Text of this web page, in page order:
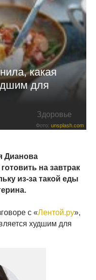
какая
для
Здоровье
Фото: unsplash.com
Дианова
на завтрак
из-за такой еды
с «Лентой.ру»,
худшим для